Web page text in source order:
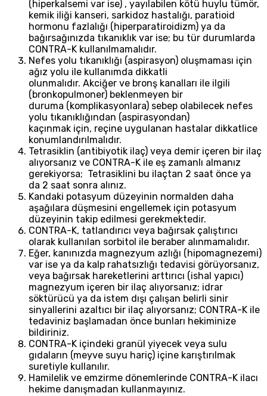
(hiperkalsemi var ise) , yayılabilen kötü huylu tümör,
kemik iliği kanseri, sarkidoz hastalığı, paratioid
hormonu fazlalığı (hiperparatiroidizm) ya da
bağırsağınızda tıkanıklık var ise; bu tür durumlarda
CONTRA-K kullanılmamalıdır.
Nefes yolu tıkanıklığı (aspirasyon) oluşmaması için
ağız yolu ile kullanımda dikkatli
olunmalıdır. Akciğer ve bronş kanalları ile ilgili
(bronkopulmoner) beklenmeyen bir
duruma (komplikasyonlara) sebep olabilecek nefes
yolu tıkanıklığından (aspirasyondan)
kaçınmak için, reçine uygulanan hastalar dikkatlice
konumlandırılmalıdır.
Tetrasiklin (antibiyotik ilaç) veya demir içeren bir ilaç
alıyorsanız ve CONTRA-K ile eş zamanlı almanız
gerekiyorsa; Tetrasiklini bu ilaçtan 2 saat önce ya
da 2 saat sonra alınız.
Kandaki potasyum düzeyinin normalden daha
aşağılara düşmesini engellemek için potasyum
düzeyinin takip edilmesi gerekmektedir.
CONTRA-K, tatlandırıcı veya bağırsak çalıştırıcı
olarak kullanılan sorbitol ile beraber alınmamalıdır.
Eğer, kanınızda magnezyum azlığı (hipomagnezemi)
var ise ya da kalp rahatsızlığı tedavisi görüyorsanız,
veya bağırsak hareketlerini arttırıcı (ishal yapıcı)
magnezyum içeren bir ilaç alıyorsanız; idrar
söktürücü ya da istem dışı çalışan belirli sinir
sinyallerini azaltıcı bir ilaç alıyorsanız; CONTRA-K ile
tedaviniz başlamadan önce bunları hekiminize
bildiriniz.
CONTRA-K içindeki granül yiyecek veya sulu
gıdaların (meyve suyu hariç) içine karıştırılmak
suretiyle kullanılır.
Hamilelik ve emzirme dönemlerinde CONTRA-K ilacı
hekime danışmadan kullanmayınız.